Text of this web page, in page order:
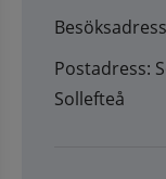
Postadress:
Sollefteå